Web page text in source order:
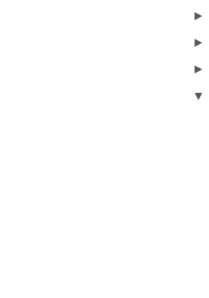
►
►
►
▼